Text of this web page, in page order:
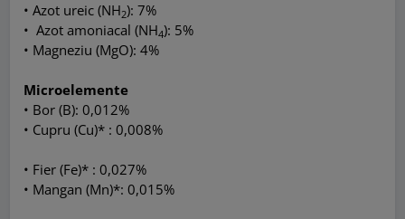
• Azot ureic (NH2): 7%
• Azot amoniacal (NH4): 5%
• Magneziu (MgO): 4%
Microelemente
• Bor (B): 0,012%
• Cupru (Cu)* : 0,008%
• Fier (Fe)* : 0,027%
• Mangan (Mn)*: 0,015%